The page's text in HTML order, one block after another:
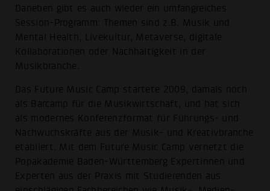
Daneben gibt es auch wieder ein umfangreiches
Session-Programm: Themen sind z.B. Musik und
Mental Health, Livekultur, Metaverse, digitale
Kollaborationen oder Nachhaltigkeit in der
Musikbranche.
Das Future Music Camp startete 2009, damals noch
als Barcamp für die Musikwirtschaft, und hat sich
als modernes Konferenzformat für Führungs- und
Nachwuchskräfte aus der Musik- und Kreativbranche
etabliert. Mit dem Future Music Camp vernetzt die
Popakademie Baden-Württemberg Expertinnen und
Experten aus der Praxis mit Studierenden aus